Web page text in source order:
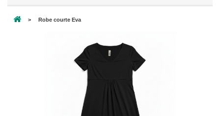
> Robe courte Eva